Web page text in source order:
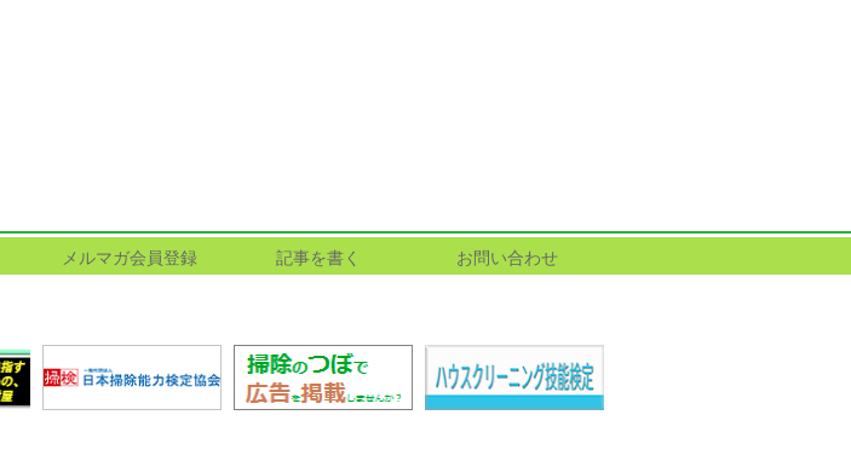
メルマガ会員登録 記事を書く お問い合わせ